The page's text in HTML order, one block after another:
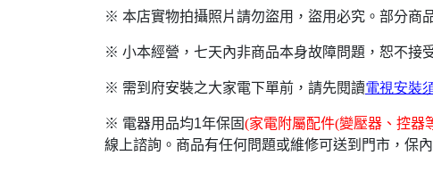
※ 本店實物拍攝照片請勿盜用，盜用必究。部分商
※ 小本經營，七天內非商品本身故障問題，恕不接
※ 需到府安裝之大家電下單前，請先閱讀電視安裝
※ 電器用品均1年保固(家電附屬配件(變壓器、控器
線上諮詢。商品有任何問題或維修可送到門市，保